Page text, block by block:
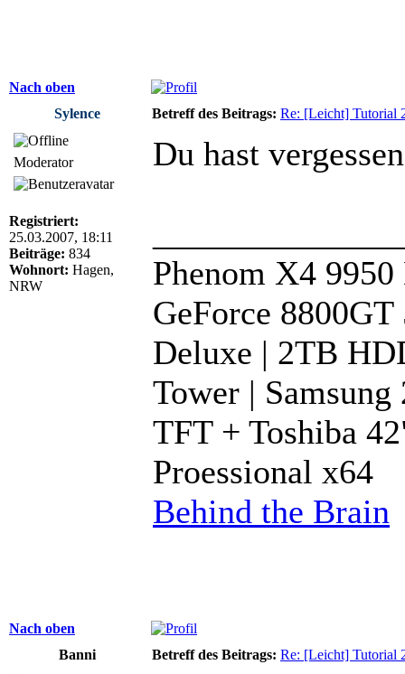
Nach oben
Sylence
Betreff des Beitrags: Re: [Leicht] Tutorial
Moderator
Registriert:
25.03.2007, 18:11
Beiträge: 834
Wohnort: Hagen,
NRW
Du hast
Phenom X4
GeForce
Deluxe | 2TB
Tower |
TFT + Toshiba
Proessional x64
Behind the Brain
Nach oben
Banni
Betreff des Beitrags: Re: [Leicht] Tutorial